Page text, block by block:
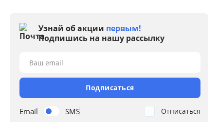
Узнай об акции первым!
Подпишись на нашу рассылку
Email SMS
Ваш email
Подписаться
Отписаться